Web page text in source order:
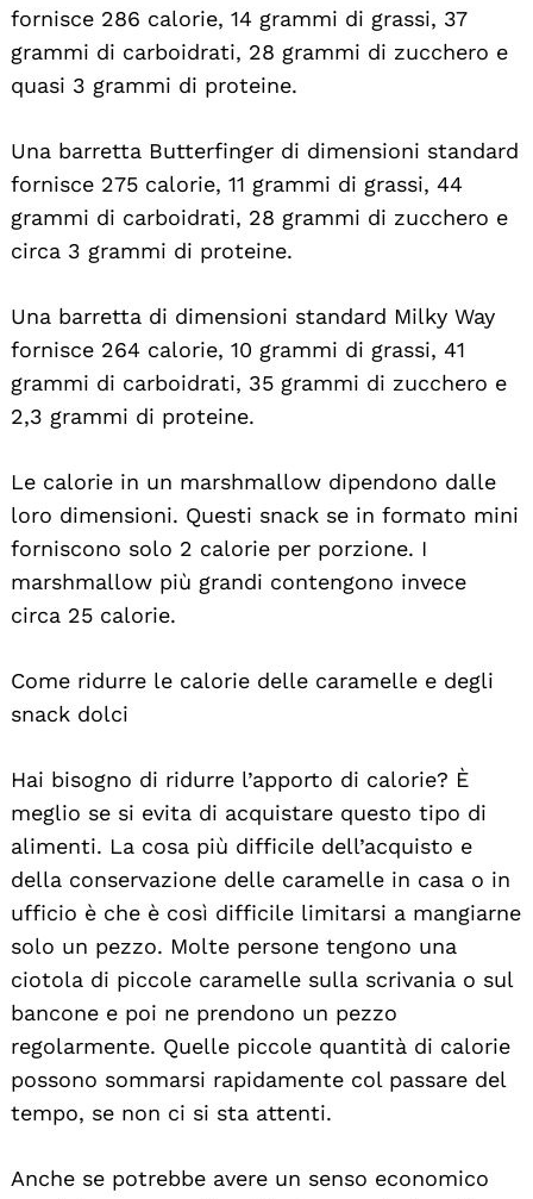
fornisce 286 calorie, 14 grammi di grassi, 37
grammi di carboidrati, 28 grammi di zucchero e
quasi 3 grammi di proteine.
Una barretta Butterfinger di dimensioni standard
fornisce 275 calorie, 11 grammi di grassi, 44
grammi di carboidrati, 28 grammi di zucchero e
circa 3 grammi di proteine.
Una barretta di dimensioni standard Milky Way
fornisce 264 calorie, 10 grammi di grassi, 41
grammi di carboidrati, 35 grammi di zucchero e
2,3 grammi di proteine.
Le calorie in un marshmallow dipendono dalle
loro dimensioni. Questi snack se in formato mini
forniscono solo 2 calorie per porzione. I
marshmallow più grandi contengono invece
circa 25 calorie.
Come ridurre le calorie delle caramelle e degli
snack dolci
Hai bisogno di ridurre l’apporto di calorie? È
meglio se si evita di acquistare questo tipo di
alimenti. La cosa più difficile dell’acquisto e
della conservazione delle caramelle in casa o in
ufficio è che è così difficile limitarsi a mangiarne
solo un pezzo. Molte persone tengono una
ciotola di piccole caramelle sulla scrivania o sul
bancone e poi ne prendono un pezzo
regolarmente. Quelle piccole quantità di calorie
possono sommarsi rapidamente col passare del
tempo, se non ci si sta attenti.
Anche se potrebbe avere un senso economico